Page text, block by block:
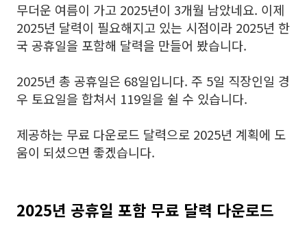
무더운 여름이 가고 2025년이 3개월 남았네요. 이제
2025년 달력이 필요해지고 있는 시점이라 2025년 한
국 공휴일을 포함해 달력을 만들어 봤습니다.
2025년 총 공휴일은 68일입니다. 주 5일 직장인일 경
우 토요일을 합쳐서 119일을 쉴 수 있습니다.
제공하는 무료 다운로드 달력으로 2025년 계획에 도
움이 되셨으면 좋겠습니다.
2025년 공휴일 포함 무료 달력 다운로드